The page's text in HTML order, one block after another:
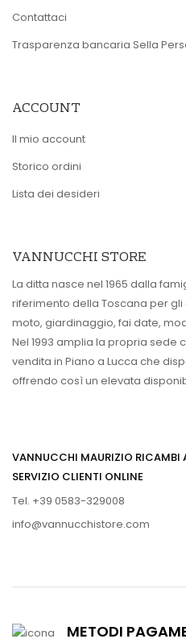
Contattaci
Trasparenza bancaria Sella
ACCOUNT
Il mio account
Storico ordini
Lista dei desideri
VANNUCCHI STORE
La ditta nasce nel 1965 dalla
riferimento della Toscana per
moto, giardinaggio, fai date,
Nel 1993 amplia la propria sede
vendita in Piano a Lucca che
offrendo così un elevata
VANNUCCHI MAURIZIO RICAMBI
SERVIZIO CLIENTI ONLINE
Tel. +39 0583-329008
info@vannucchistore.com
METODI